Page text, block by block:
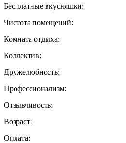
Бесплатные вкусняшки:
Чистота помещений:
Комната отдыха:
Коллектив:
Дружелюбность:
Профессионализм:
Отзывчивость:
Возраст:
Оплата: